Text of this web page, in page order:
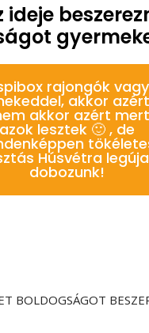
ideje
rajongók
akkor
akkor azért
azok lesztek 🙂 , de
Húsvétra
dobozunk!
BOLDOGSÁGOT